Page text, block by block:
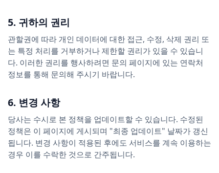
5. 귀하의 권리
관할권에 따라 개인 데이터에 대한 접근, 수정, 삭제 권리 또
는 특정 처리를 거부하거나 제한할 권리가 있을 수 있습니
다. 이러한 권리를 행사하려면 문의 페이지에 있는 연락처
정보를 통해 문의해 주시기 바랍니다.
6. 변경 사항
당사는 수시로 본 정책을 업데이트할 수 있습니다. 수정된
정책은 이 페이지에 게시되며 "최종 업데이트" 날짜가 갱신
됩니다. 변경 사항이 적용된 후에도 서비스를 계속 이용하는
경우 이를 수락한 것으로 간주됩니다.